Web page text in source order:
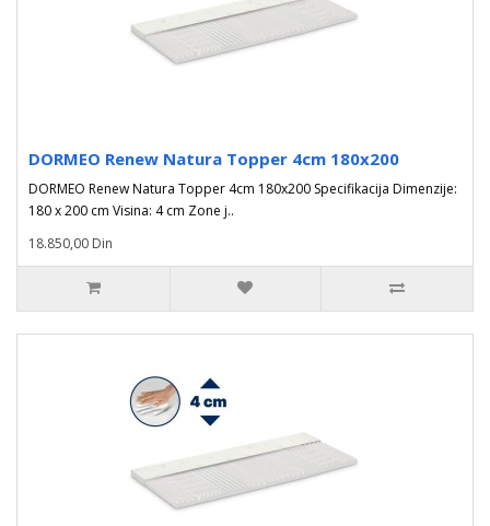
DORMEO Renew Natura Topper 4cm 180x200
DORMEO Renew Natura Topper 4cm 180x200 Specifikacija Dimenzije:
180 x 200 cm Visina: 4 cm Zone j..
18.850,00 Din